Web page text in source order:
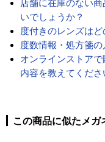
店舗に在庫のない
いでしょうか？
度付きのレンズは
度数情報・処方箋
オンラインストア
内容を教えてくださ
この商品に似たメガ